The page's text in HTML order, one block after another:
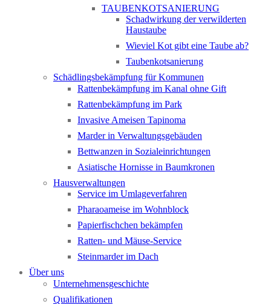
TAUBENKOTSANIERUNG
Schadwirkung der verwilderten
Haustaube
Wieviel Kot gibt eine Taube ab?
Taubenkotsanierung
Schädlingsbekämpfung für Kommunen
Rattenbekämpfung im Kanal ohne Gift
Rattenbekämpfung im Park
Invasive Ameisen Tapinoma
Marder in Verwaltungsgebäuden
Bettwanzen in Sozialeinrichtungen
Asiatische Hornisse in Baumkronen
Hausverwaltungen
Service im Umlageverfahren
Pharaoameise im Wohnblock
Papierfischchen bekämpfen
Ratten- und Mäuse-Service
Steinmarder im Dach
Über uns
Unternehmensgeschichte
Qualifikationen